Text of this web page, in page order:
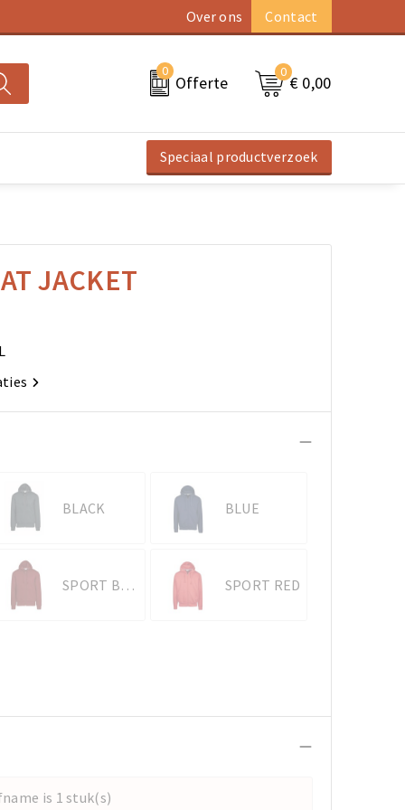
Over ons Contact
0
Offerte
0
€ 0,00
Speciaal productverzoek
JACKET
BLACK BLUE
SPORT BORDEAUX SPORT RED
is 1 stuk(s)